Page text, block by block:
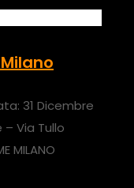
31 Dicembre
– Via Tullo
MILANO